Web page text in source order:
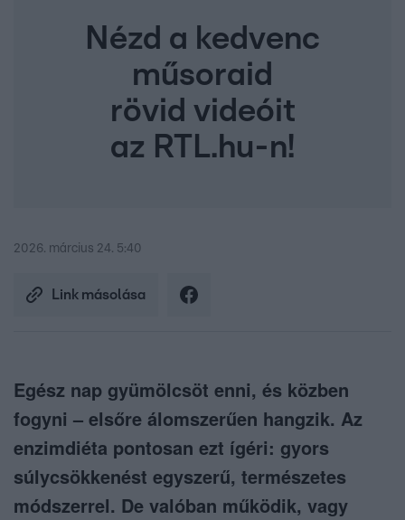
Nézd a kedvenc
műsoraid
rövid videóit
az RTL.hu-n!
2026. március 24. 5:40
Link másolása
Egész nap gyümölcsöt enni, és közben
fogyni – elsőre álomszerűen hangzik. Az
enzimdiéta pontosan ezt ígéri: gyors
súlycsökkenést egyszerű, természetes
módszerrel. De valóban működik, vagy